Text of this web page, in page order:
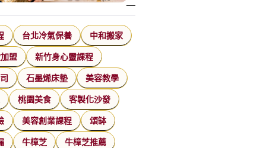
台北冷氣保養 中和搬家
盟 新竹身心靈課程
石墨烯床墊 美容教學
桃園美食 客製化沙發
美容創業課程 頌缽
牛樟芝 牛樟芝推薦